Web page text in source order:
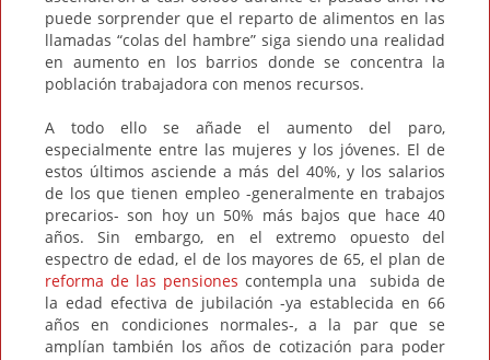
puede sorprender que el reparto de alimentos en las
llamadas “colas del hambre” siga siendo una realidad
en aumento en los barrios donde se concentra la
población trabajadora con menos recursos.
A todo ello se añade el aumento del paro,
especialmente entre las mujeres y los jóvenes. El de
estos últimos asciende a más del 40%, y los salarios
de los que tienen empleo -generalmente en trabajos
precarios- son hoy un 50% más bajos que hace 40
años. Sin embargo, en el extremo opuesto del
espectro de edad, el de los mayores de 65, el plan de
reforma de las pensiones contempla una subida de
la edad efectiva de jubilación -ya establecida en 66
años en condiciones normales-, a la par que se
amplían también los años de cotización para poder